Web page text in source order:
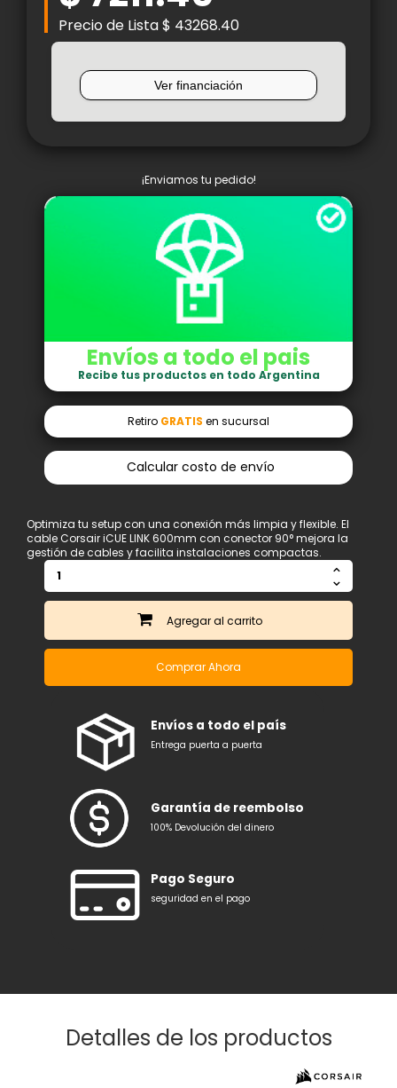
Precio de Lista $ 43268.40
¡Enviamos tu pedido!
Envíos a todo el pais
Recibe tus productos en todo Argentina
Retiro GRATIS en sucursal
Calcular costo de envío
Optimiza tu setup con una conexión más limpia y flexible. El
cable Corsair iCUE LINK 600mm con conector 90° mejora la
gestión de cables y facilita instalaciones compactas.
Agregar
Comprar Ahora
Envíos a todo el país
Entrega puerta a puerta
Garantía de reembolso
100% Devolución del dinero
Pago Seguro
seguridad en el pago
Detalles de los productos